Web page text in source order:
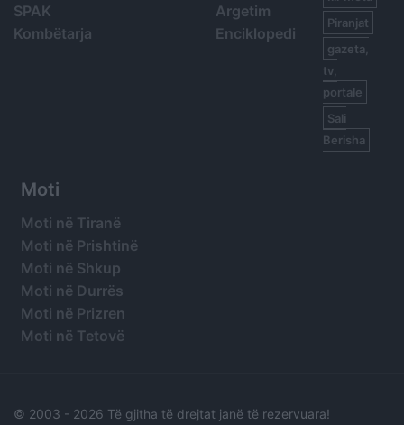
SPAK
Kombëtarja
Argetim
Enciklopedi
Piranjat
gazeta,
tv,
portale
Sali
Berisha
Moti
Moti në Tiranë
Moti në Prishtinë
Moti në Shkup
Moti në Durrës
Moti në Prizren
Moti në Tetovë
© 2003 - 2026 Të gjitha të drejtat janë të rezervuara!